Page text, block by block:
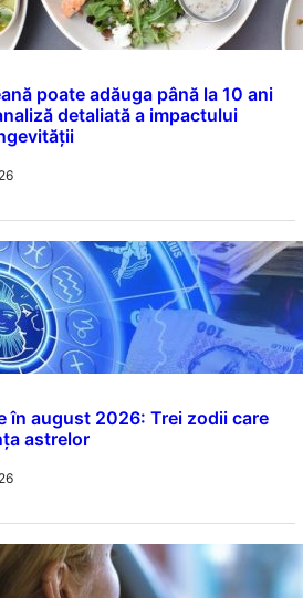
poate adăuga până la 10 ani
detaliată a impactului
în august 2026: Trei zodii care
astrelor